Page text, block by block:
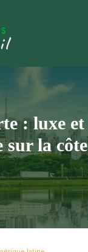
: luxe et
sur la côte